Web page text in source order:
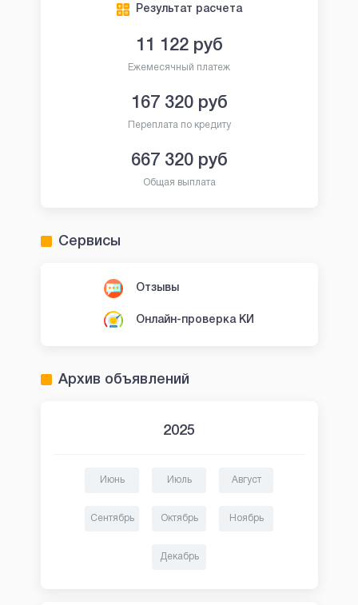
Результат расчета
11 122руб
Ежемесячный платеж
167 320руб
Переплата по кредиту
667 320руб
Общая выплата
Сервисы
Отзывы
Онлайн-проверка КИ
Архив объявлений
2025
Июнь Июль Август
Сентябрь Октябрь Ноябрь
Декабрь